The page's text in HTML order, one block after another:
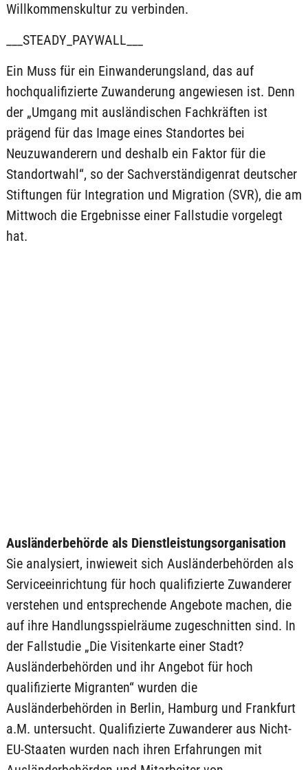
Willkommenskultur zu verbinden.
___STEADY_PAYWALL___
Ein Muss für ein Einwanderungsland, das auf
hochqualifizierte Zuwanderung angewiesen ist. Denn
der „Umgang mit ausländischen Fachkräften ist
prägend für das Image eines Standortes bei
Neuzuwanderern und deshalb ein Faktor für die
Standortwahl“, so der Sachverständigenrat deutscher
Stiftungen für Integration und Migration (SVR), die am
Mittwoch die Ergebnisse einer Fallstudie vorgelegt
hat.
Ausländerbehörde als Dienstleistungsorganisation
Sie analysiert, inwieweit sich Ausländerbehörden als
Serviceeinrichtung für hoch qualifizierte Zuwanderer
verstehen und entsprechende Angebote machen, die
auf ihre Handlungsspielräume zugeschnitten sind. In
der Fallstudie „Die Visitenkarte einer Stadt?
Ausländerbehörden und ihr Angebot für hoch
qualifizierte Migranten“ wurden die
Ausländerbehörden in Berlin, Hamburg und Frankfurt
a.M. untersucht. Qualifizierte Zuwanderer aus Nicht-
EU-Staaten wurden nach ihren Erfahrungen mit